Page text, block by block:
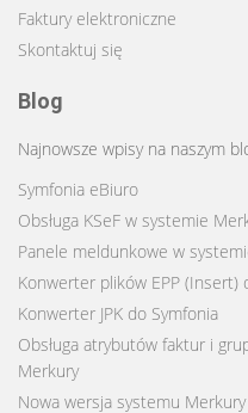
Faktury elektroniczne
Skontaktuj się
Blog
Najnowsze wpisy na naszym
Symfonia eBiuro
Obsługa KSeF w systemie
Panele meldunkowe w
Konwerter plików EPP (Insert)
Konwerter JPK do Symfonia
Obsługa atrybutów faktur i
Merkury
Nowa wersja systemu Merkury